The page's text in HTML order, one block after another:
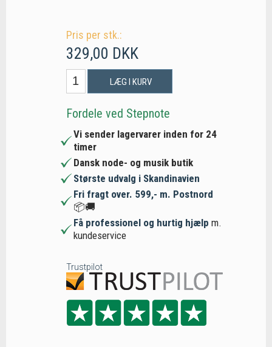
Pris per stk.:
329,00 DKK
LÆG I KURV
Fordele ved Stepnote
Vi sender lagervarer inden for 24
timer
Dansk node- og musik butik
Største udvalg i Skandinavien
Fri fragt over. 599,- m. Postnord
📦🚚
Få professionel og hurtig hjælp m.
kundeservice
Trustpilot